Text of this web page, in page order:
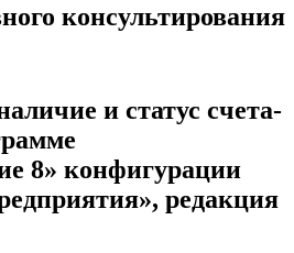
консультирования
и статус счета-
8» конфигурации
редакция